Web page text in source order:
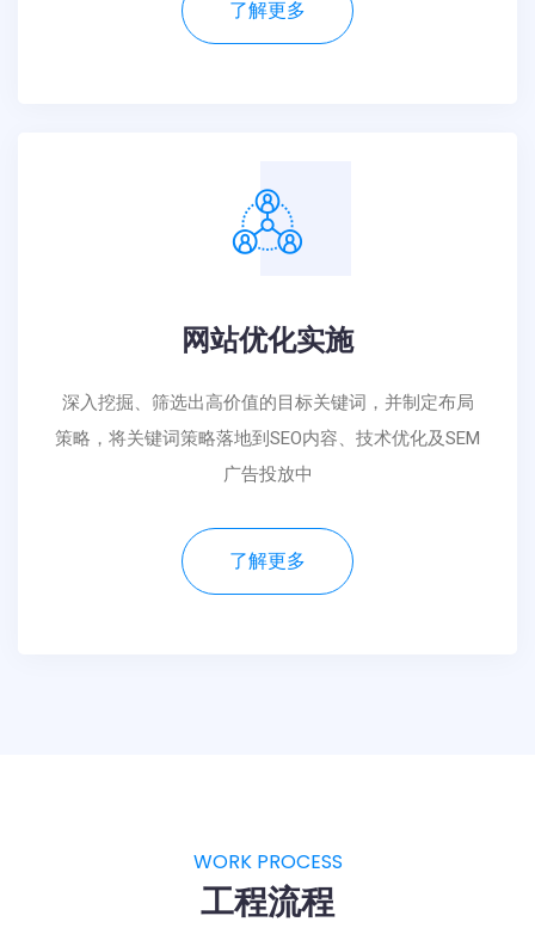
了解更多
网站优化实施
深入挖掘、筛选出高价值的目标关键词，并制定布局
策略，将关键词策略落地到SEO内容、技术优化及SEM
广告投放中
了解更多
WORK PROCESS
工程流程